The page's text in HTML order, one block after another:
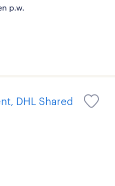
p.w.
DHL Shared